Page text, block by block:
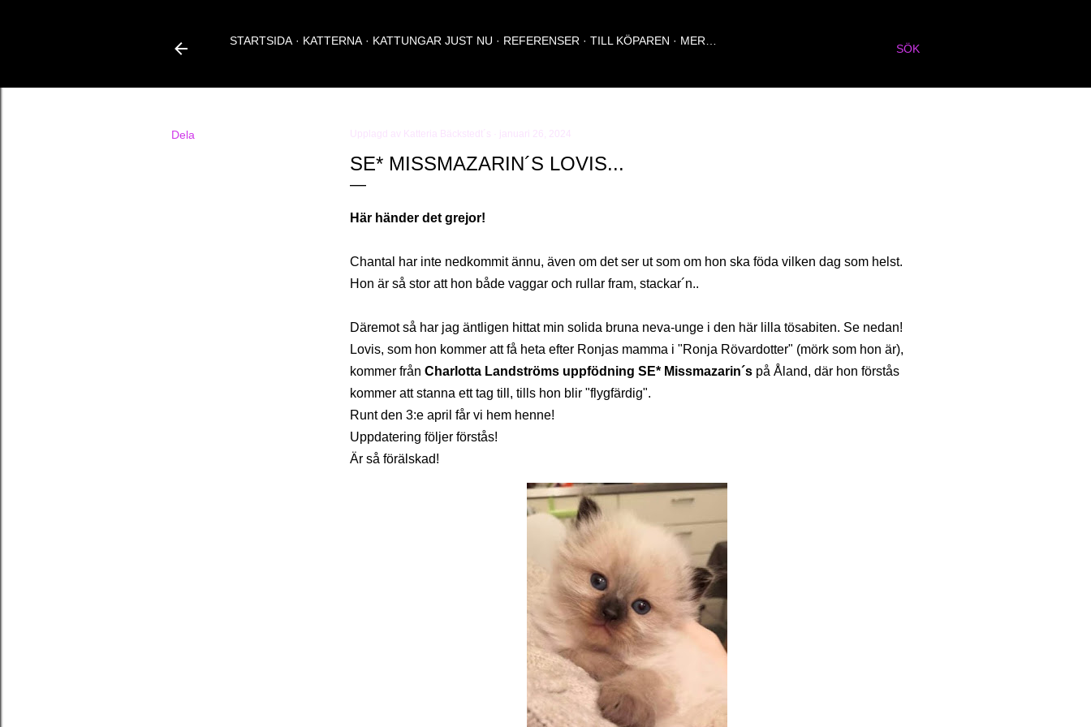
SÖK
STARTSIDA KATTERNA KATTUNGAR JUST NU REFERENSER TILL KÖPAREN MER…
Dela Upplagd av Katteria Bäckstedt´s januari 26, 2024
SE* MISSMAZARIN´S LOVIS...
Här händer det grejor!
Chantal har inte nedkommit ännu, även om det ser ut som om hon ska föda vilken dag som helst.
Hon är så stor att hon både vaggar och rullar fram, stackar´n..
Däremot så har jag äntligen hittat min solida bruna neva-unge i den här lilla tösabiten. Se nedan!
Lovis, som hon kommer att få heta efter Ronjas mamma i "Ronja Rövardotter" (mörk som hon är),
kommer från Charlotta Landströms uppfödning SE* Missmazarin´s på Åland, där hon förstås
kommer att stanna ett tag till, tills hon blir "flygfärdig".
Runt den 3:e april får vi hem henne!
Uppdatering följer förstås!
Är så förälskad!